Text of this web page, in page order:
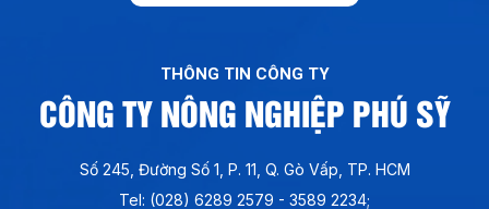
THÔNG TIN CÔNG TY
CÔNG TY NÔNG NGHIỆP PHÚ SỸ
Số 245, Đường Số 1, P. 11, Q. Gò Vấp, TP. HCM
Tel: (028) 6289 2579 - 3589 2234;